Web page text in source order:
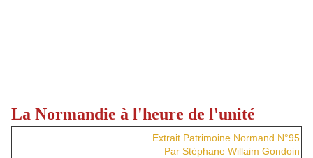
La Normandie à l'heure de l'unité
Extrait Patrimoine Normand N°95
Par Stéphane Willaim Gondoin